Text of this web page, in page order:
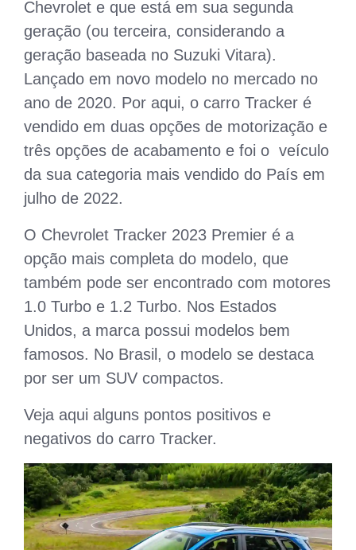
Chevrolet e que está em sua segunda
geração (ou terceira, considerando a
geração baseada no Suzuki Vitara).
Lançado em novo modelo no mercado no
ano de 2020. Por aqui, o carro Tracker é
vendido em duas opções de motorização e
três opções de acabamento e foi o veículo
da sua categoria mais vendido do País em
julho de 2022.
O Chevrolet Tracker 2023 Premier é a
opção mais completa do modelo, que
também pode ser encontrado com motores
1.0 Turbo e 1.2 Turbo. Nos Estados
Unidos, a marca possui modelos bem
famosos. No Brasil, o modelo se destaca
por ser um SUV compactos.
Veja aqui alguns pontos positivos e
negativos do carro Tracker.